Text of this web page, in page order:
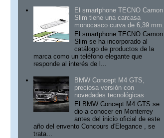
El smartphone TECNO Camon
Slim tiene una carcasa
monocasco curva de 6,39 mm.
El smartphone TECNO Camon
Slim se ha incorporado al
catálogo de productos de la
marca como un teléfono elegante que
responde al interés de l...
BMW Concept M4 GTS,
preciosa versión con
novedades tecnológicas
El BMW Concept M4 GTS se
dio a conocer en Monterrey
antes del inicio oficial de este
año del envento Concours d'Elegance , se
trata...